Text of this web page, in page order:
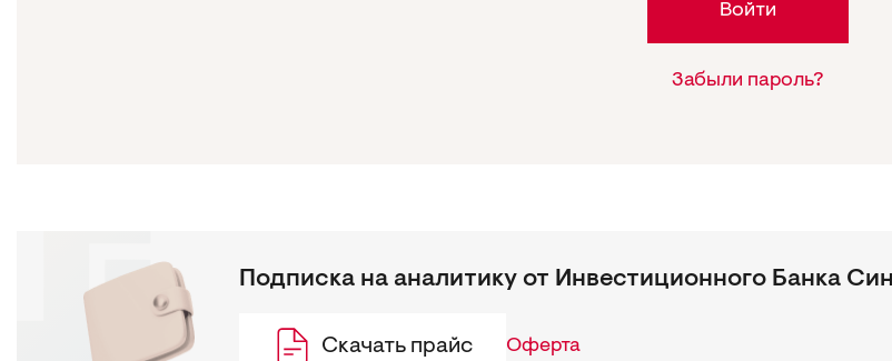
Войти
Забыли пароль?
Подписка на аналитику от Инвестиционного Банка
Скачать прайс Оферта